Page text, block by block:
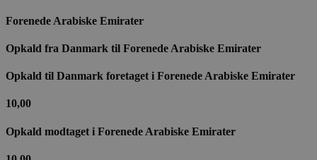
Forenede Arabiske Emirater
Opkald fra Danmark til​ Forenede Arabiske Emirater
Opkald til Danmark foretaget i Forenede Arabiske Emirater
10,00
Opkald modtaget i Forenede Arabiske Emirater